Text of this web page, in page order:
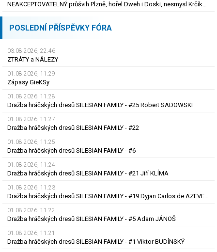
NEAKCEPTOVATELNÝ průšvih Plzně, hořel Dweh i Doski, nesmysl Krčíka. Ustojí to Hyský?
POSLEDNÍ PŘÍSPĚVKY FÓRA
03.08.2026, 22.46
ZTRÁTY a NÁLEZY
01.08.2026, 11.29
Zápasy GieKSy
01.08.2026, 11.28
Dražba hráčských dresů SILESIAN FAMILY - #25 Robert SADOWSKI
01.08.2026, 11.27
Dražba hráčských dresů SILESIAN FAMILY - #22
01.08.2026, 11.25
Dražba hráčských dresů SILESIAN FAMILY - #6
01.08.2026, 11.24
Dražba hráčských dresů SILESIAN FAMILY - #21 Jiří KLÍMA
01.08.2026, 11.23
Dražba hráčských dresů SILESIAN FAMILY - #19 Dyjan Carlos de AZEVEDO
01.08.2026, 11.22
Dražba hráčských dresů SILESIAN FAMILY - #5 Adam JÁNOŠ
01.08.2026, 11.21
Dražba hráčských dresů SILESIAN FAMILY - #1 Viktor BUDÍNSKÝ